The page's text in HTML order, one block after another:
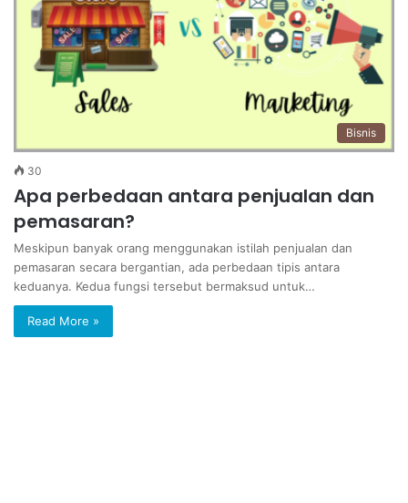
Bisnis
30
Apa perbedaan antara penjualan dan
pemasaran?
Meskipun banyak orang menggunakan istilah penjualan dan
pemasaran secara bergantian, ada perbedaan tipis antara
keduanya. Kedua fungsi tersebut bermaksud untuk…
Read More »